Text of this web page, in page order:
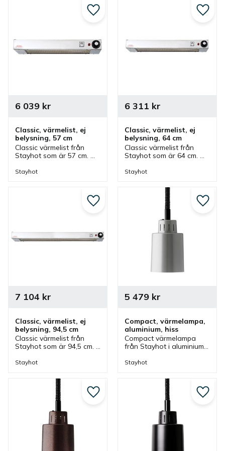
Classic, värmelist, ej
belysning, 57 cm
Classic värmelist från
Stayhot som är 57 cm.
styrning som ingår i serie
6 039kr
Stayhot
Lägg till i favoriter
Classic, värmelist, ej
belysning, 64 cm
Classic värmelist från
Stayhot som är 64 cm.
styrning som ingår i serie
6 311 kr
Stayhot
Lägg
Classic, värmelist, ej
belysning, 94,5 cm
Classic värmelist från
Stayhot som är 94,5 cm.
styrning som ingår i serie
7 104 kr
Stayhot
Lägg till i favoriter
Compact, värmelampa,
aluminium, hiss
Compact värmelampa
från Stayhot i aluminium
Värmelampa med
även finns i olika färger.
5 479kr
Stayhot
Lägg
Lägg till i favoriter Lägg